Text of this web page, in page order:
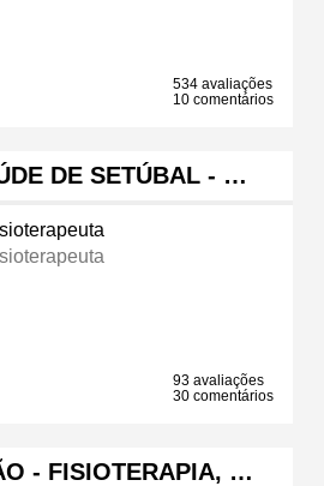
534 avaliações
10 comentários
DE SETÚBAL - …
93 avaliações
30 comentários
- FISIOTERAPIA, …